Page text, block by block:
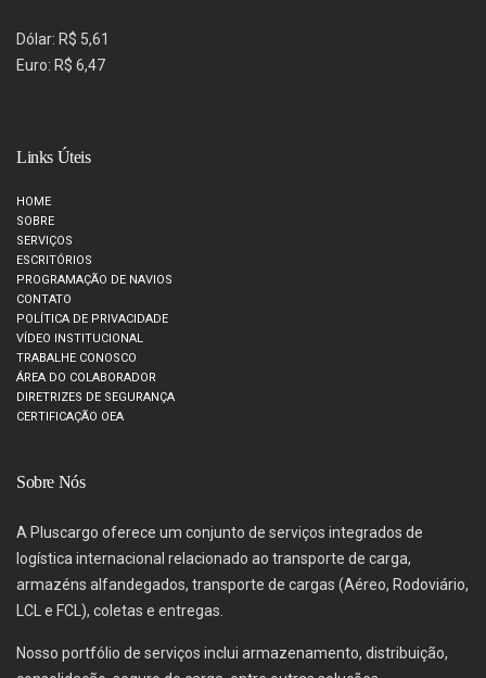
Dólar: R$ 5,61
Euro: R$ 6,47
Links Úteis
HOME
SOBRE
SERVIÇOS
ESCRITÓRIOS
PROGRAMAÇÃO DE NAVIOS
CONTATO
POLÍTICA DE PRIVACIDADE
VÍDEO INSTITUCIONAL
TRABALHE CONOSCO
ÁREA DO COLABORADOR
DIRETRIZES DE SEGURANÇA
CERTIFICAÇÃO OEA
Sobre Nós
A Pluscargo oferece um conjunto de serviços integrados de
logística internacional relacionado ao transporte de carga,
armazéns alfandegados, transporte de cargas (Aéreo, Rodoviário,
LCL e FCL), coletas e entregas.
Nosso portfólio de serviços inclui armazenamento, distribuição,